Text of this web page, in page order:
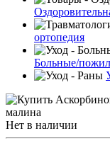
ортопедия
Больные/
Нет в наличии